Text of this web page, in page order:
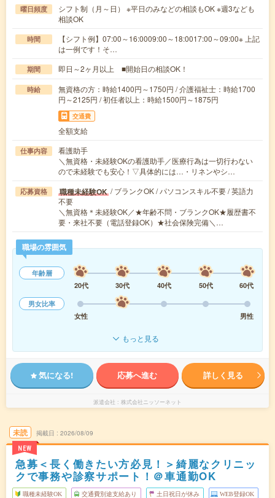
曜日頻度
シフト制（月～日） ※平日のみなどの相談もOK ※週3なども
相談OK
時間
【シフト例】07:00～16:0009:00～18:0017:00～09:00※ 上記
は一例です！そ…
期間 即日～2ヶ月以上 ■開始日の相談OK！
時給
無資格の方：時給1400円～1750円 / 介護福祉士：時給1700
円～2125円 / 初任者以上：時給1500円～1875円
交通費
全額支給
仕事内容
看護助手
＼無資格・未経験OKの看護助手／医療行為は一切行わない
ので未経験でも安心！▽具体的には…・リネンやシ…
応募資格 職種未経験OK / ブランクOK / パソコンスキル不要 / 英語力
不要
＼無資格＊未経験OK／★年齢不問・ブランクOK★履歴書不
要・来社不要（電話登録OK）★社会保険完備＼…
職場の雰囲気
年齢層
20代
30代 40代 50代
60代
男女比率
女性
男性
もっと見る
気になる! 応募へ進む 詳しく見る
派遣会社 株式会社ニッソーネット
未読
NEW
掲載日 2026/08/09
急募＜長く働きたい方必見！＞綺麗なクリニッ
クで事務や診察サポート！＠車通勤OK
職種未経験OK 交通費別途支給あり 土日祝日が休み WEB登録OK